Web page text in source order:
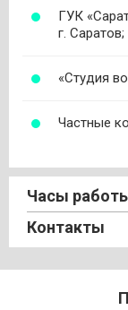
ГУК
г. Саратов;
«Студия
Частные
Часы
Контакты